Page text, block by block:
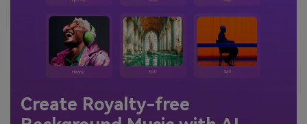
Create Royalty-free